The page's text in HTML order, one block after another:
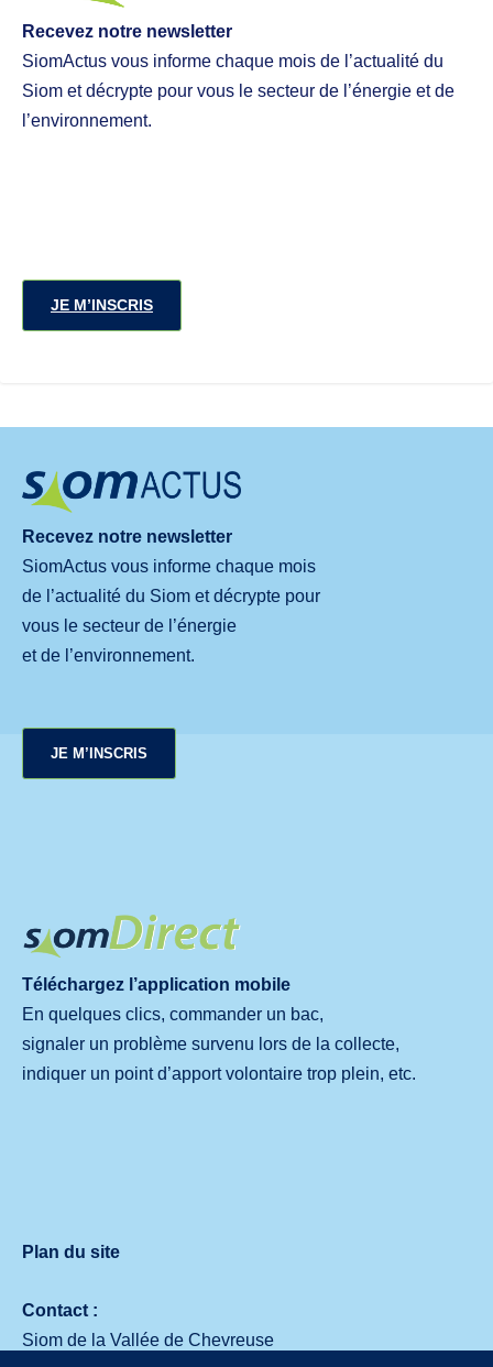
Recevez notre newsletter
SiomActus vous informe chaque mois de l’actualité du
Siom et décrypte pour vous le secteur de l’énergie et de
l’environnement.
JE M’INSCRIS
Recevez notre newsletter
SiomActus vous informe chaque mois
de l’actualité du Siom et décrypte pour
vous le secteur de l’énergie
et de l’environnement.
JE M’INSCRIS
Téléchargez l’application mobile
En quelques clics, commander un bac,
signaler un problème survenu lors de la collecte,
indiquer un point d’apport volontaire trop plein, etc.
Plan du site
Contact :
Siom de la Vallée de Chevreuse